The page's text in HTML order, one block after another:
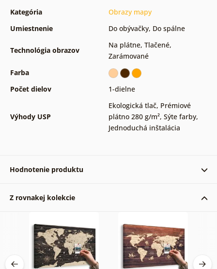
Kategória
Obrazy mapy
Umiestnenie
Do obývačky, Do spálne
Technológia obrazov
Na plátne, Tlačené,
Zarámované
Farba
Počet dielov
1-dielne
Výhody USP
Ekologická tlač, Prémiové
plátno 280 g/m², Sýte farby,
Jednoduchá inštalácia
Hodnotenie produktu
je veľmi milá pozornosť
Jana 22. 11. 2022
Z rovnakej kolekcie